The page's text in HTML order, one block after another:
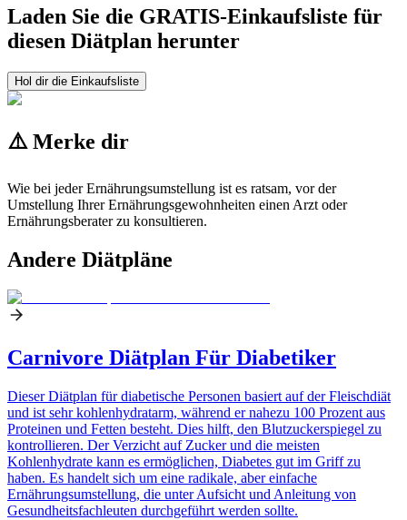
Laden Sie die GRATIS-Einkaufsliste für
diesen Diätplan herunter
Hol dir die Einkaufsliste
⚠️ Merke dir
Wie bei jeder Ernährungsumstellung ist es ratsam, vor der
Umstellung Ihrer Ernährungsgewohnheiten einen Arzt oder
Ernährungsberater zu konsultieren.
Andere Diätpläne
Carnivore Diätplan Für Diabetiker
Dieser Diätplan für diabetische Personen basiert auf der Fleischdiät
und ist sehr kohlenhydratarm, während er nahezu 100 Prozent aus
Proteinen und Fetten besteht. Dies hilft, den Blutzuckerspiegel zu
kontrollieren. Der Verzicht auf Zucker und die meisten
Kohlenhydrate kann es ermöglichen, Diabetes gut im Griff zu
haben. Es handelt sich um eine radikale, aber einfache
Ernährungsumstellung, die unter Aufsicht und Anleitung von
Gesundheitsfachleuten durchgeführt werden sollte.